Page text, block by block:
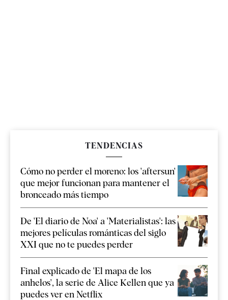
TENDENCIAS
Cómo no perder el moreno: los 'aftersun'
que mejor funcionan para mantener el
bronceado más tiempo
De 'El diario de Noa' a 'Materialistas': las
mejores películas románticas del siglo
XXI que no te puedes perder
Final explicado de 'El mapa de los
anhelos', la serie de Alice Kellen que ya
puedes ver en Netflix